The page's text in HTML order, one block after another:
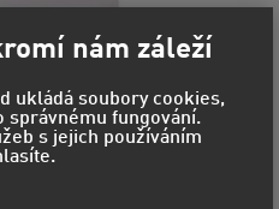
nám záleží
ukládá soubory cookies,
správnému fungování.
s jejich používáním